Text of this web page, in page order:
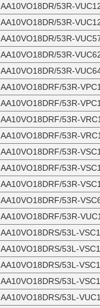
AA10VO18DR/53R-
AA10VO18DR/53R-
AA10VO18DR/53R-
AA10VO18DR/53R-
AA10VO18DR/53R-
AA10VO18DRF/53R-
AA10VO18DRF/53R-
AA10VO18DRF/53R-
AA10VO18DRF/53R-
AA10VO18DRF/53R-
AA10VO18DRF/53R-
AA10VO18DRF/53R-
AA10VO18DRF/53R-
AA10VO18DRF/53R-
AA10VO18DRS/53L-
AA10VO18DRS/53L-
AA10VO18DRS/53L-
AA10VO18DRS/53L-
AA10VO18DRS/53L-